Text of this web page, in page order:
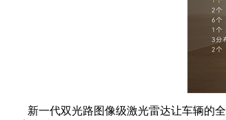
新一代双光路图像级激光雷达让车辆的全